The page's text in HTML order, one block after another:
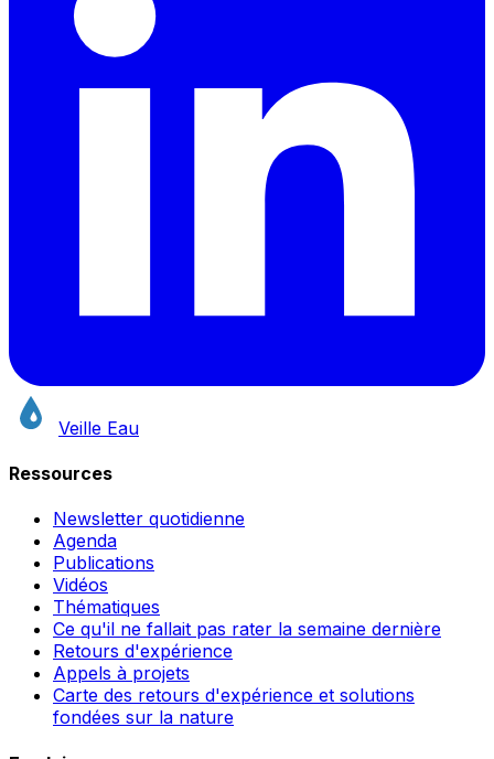
Veille Eau
Ressources
Newsletter quotidienne
Agenda
Publications
Vidéos
Thématiques
Ce qu'il ne fallait pas rater la semaine dernière
Retours d'expérience
Appels à projets
Carte des retours d'expérience et solutions
fondées sur la nature